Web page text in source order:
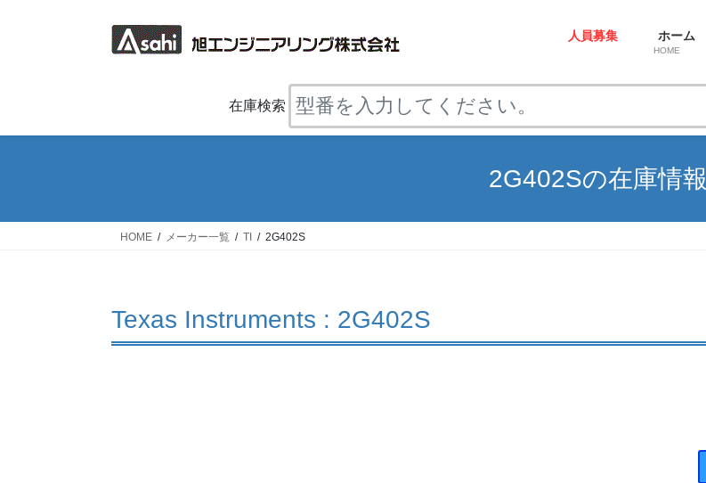
ス
ン
人員募集 ホーム
HOME
在庫検索
2G402Sの在庫情報
HOME メーカー一覧 TI 2G402S
Texas Instruments : 2G402S